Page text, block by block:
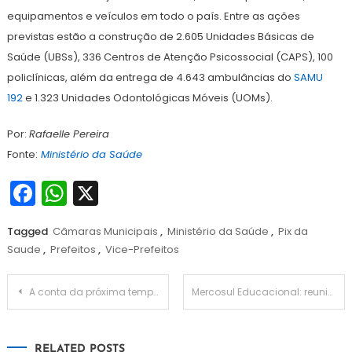
equipamentos e veículos em todo o país. Entre as ações
previstas estão a construção de 2.605 Unidades Básicas de
Saúde (UBSs), 336 Centros de Atenção Psicossocial (CAPS), 100
policlínicas, além da entrega de 4.643 ambulâncias do SAMU
192e 1.323 Unidades Odontológicas Móveis (UOMs).
Por: Rafaelle Pereira
Fonte: Ministério da Saúde
Facebook
WhatsApp
X
Tagged Câmaras Municipais , Ministério da Saúde , Pix da
Saude , Prefeitos , Vice-Prefeitos
Navegação
A conta da próxima tempestade: como prefeituras estão se blindando contra o apagão federal de desastres Mercosul Educacional: reunião de ministros articula metas
RELATED POSTS